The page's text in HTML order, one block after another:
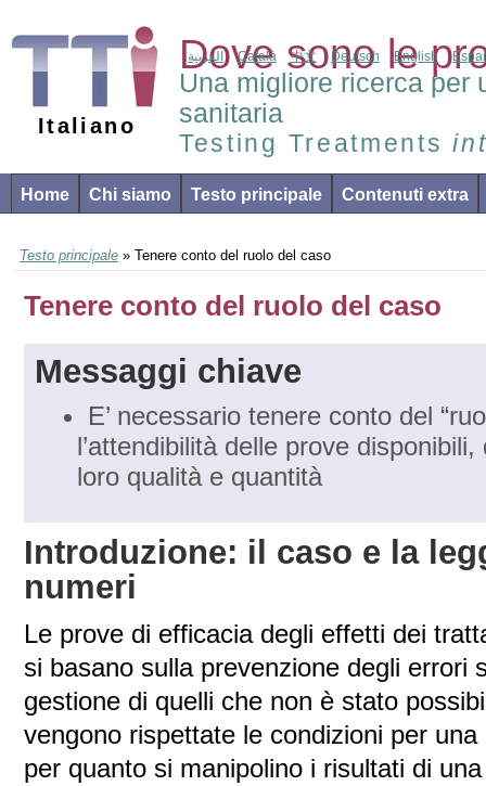
Italiano
Dove sono le
Una migliore ricerca per
sanitaria
Testing Treatments
العربية Català 中文 Deutsch English
Home Chi siamo Testo principale Contenuti extra
Testo principale » Tenere conto del ruolo del caso
Tenere conto del ruolo del caso
Messaggi chiave
E’ necessario tenere conto del
l’attendibilità delle prove
loro qualità e quantità
Introduzione: il caso e la
numeri
Le prove di efficacia degli effetti dei
si basano sulla prevenzione degli errori
gestione di quelli che non è stato
vengono rispettate le condizioni per
per quanto si manipolino i risultati di